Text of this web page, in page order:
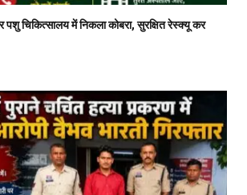
पशु चिकित्सालय में निकला कोबरा, सुरक्षित रेस्क्यू कर